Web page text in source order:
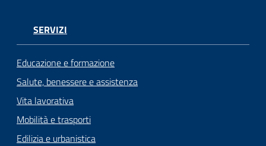
SERVIZI
Educazione e formazione
Salute, benessere e assistenza
Vita lavorativa
Mobilità e trasporti
Edilizia e urbanistica